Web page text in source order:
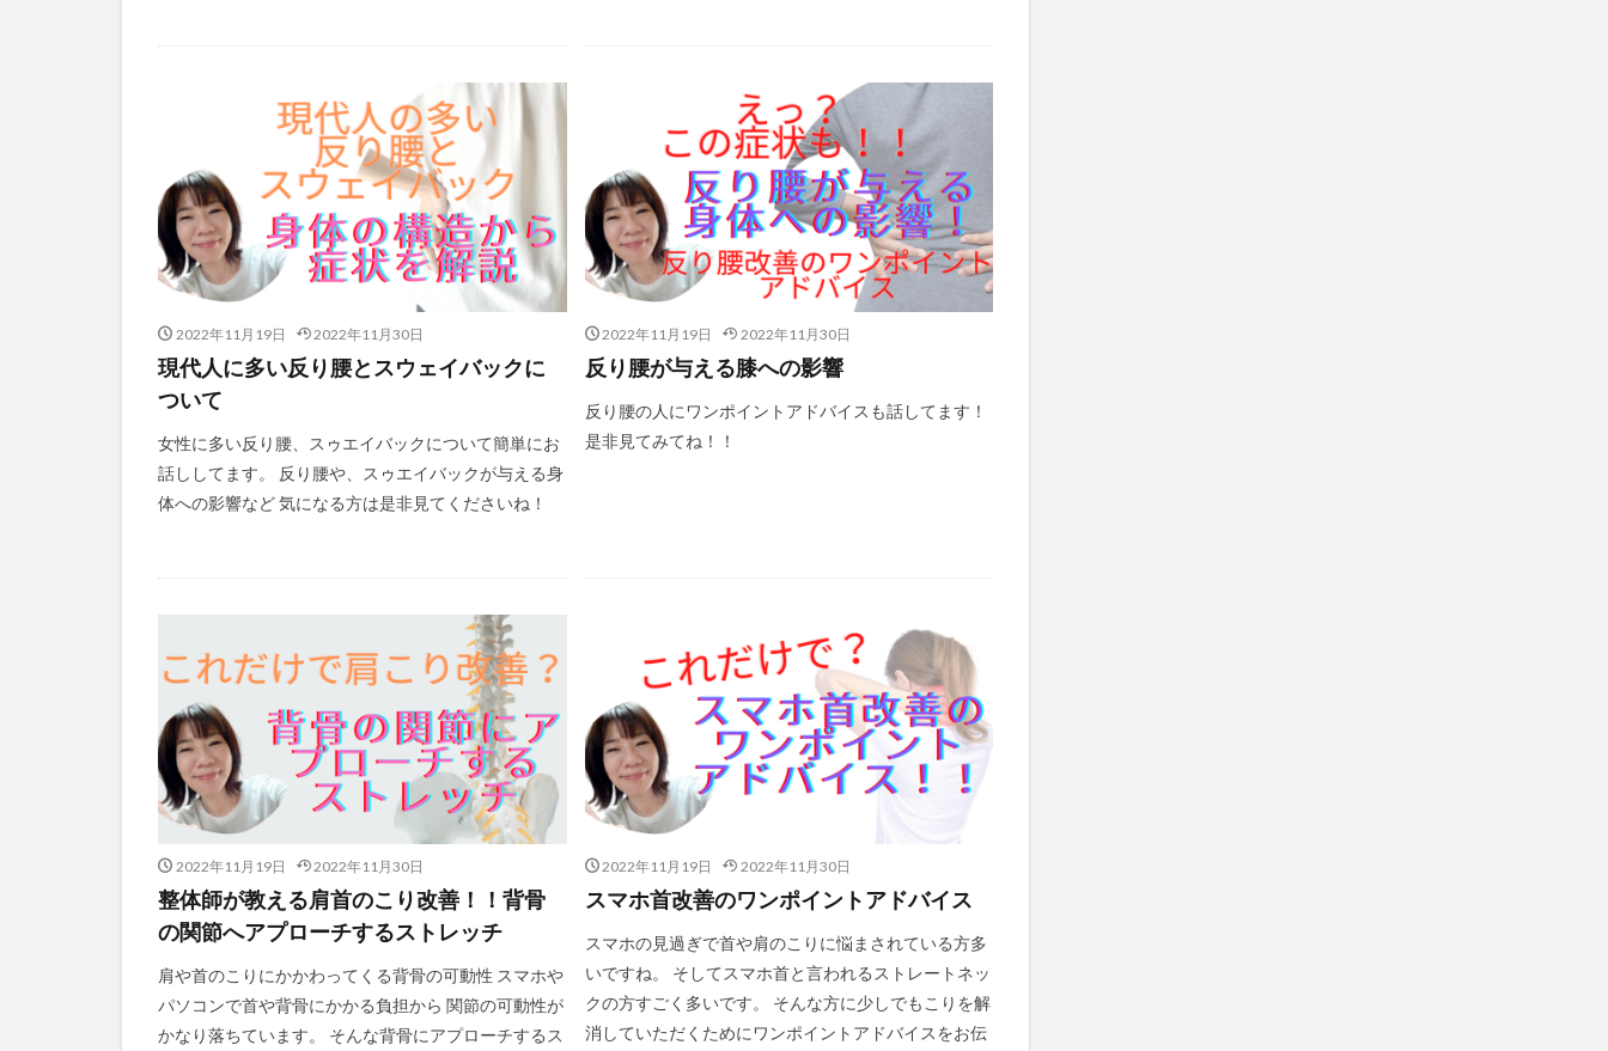
2022年11月19日 2022年11月30日
現代人に多い反り腰とスウェイバックに
ついて
女性に多い反り腰、スゥエイバックについて簡単にお
話ししてます。 反り腰や、スゥエイバックが与える身
体への影響など 気になる方は是非見てくださいね！
2022年11月19日 2022年11月30日
反り腰が与える膝への影響
反り腰の人にワンポイントアドバイスも話してます！
是非見てみてね！！
2022年11月19日 2022年11月30日
整体師が教える肩首のこり改善！！背骨
の関節へアプローチするストレッチ
肩や首のこりにかかわってくる背骨の可動性 スマホや
パソコンで首や背骨にかかる負担から 関節の可動性が
かなり落ちています。 そんな背骨にアプローチするス
2022年11月19日 2022年11月30日
スマホ首改善のワンポイントアドバイス
スマホの見過ぎで首や肩のこりに悩まされている方多
いですね。 そしてスマホ首と言われるストレートネッ
クの方すごく多いです。 そんな方に少しでもこりを解
消していただくためにワンポイントアドバイスをお伝